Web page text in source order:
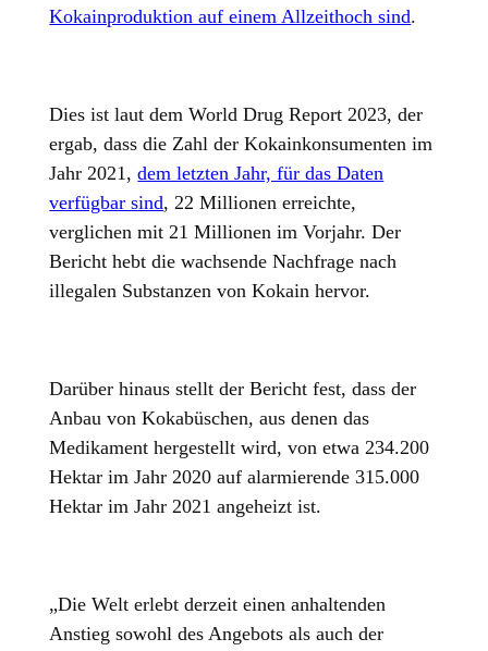
Kokainproduktion auf einem Allzeithoch sind.
Dies ist laut dem World Drug Report 2023, der
ergab, dass die Zahl der Kokainkonsumenten im
Jahr 2021,dem letzten Jahr, für das Daten
verfügbar sind, 22 Millionen erreichte,
verglichen mit 21 Millionen im Vorjahr. Der
Bericht hebt die wachsende Nachfrage nach
illegalen Substanzen von Kokain hervor.
Darüber hinaus stellt der Bericht fest, dass der
Anbau von Kokabüschen, aus denen das
Medikament hergestellt wird, von etwa 234.200
Hektar im Jahr 2020 auf alarmierende 315.000
Hektar im Jahr 2021 angeheizt ist.
„Die Welt erlebt derzeit einen anhaltenden
Anstieg sowohl des Angebots als auch der